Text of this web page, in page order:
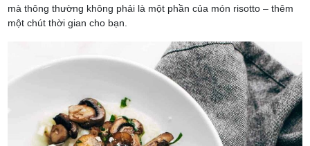
mà thông thường không phải là một phần của món risotto – thêm
một chút thời gian cho bạn.